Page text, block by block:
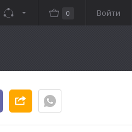
Войти
0